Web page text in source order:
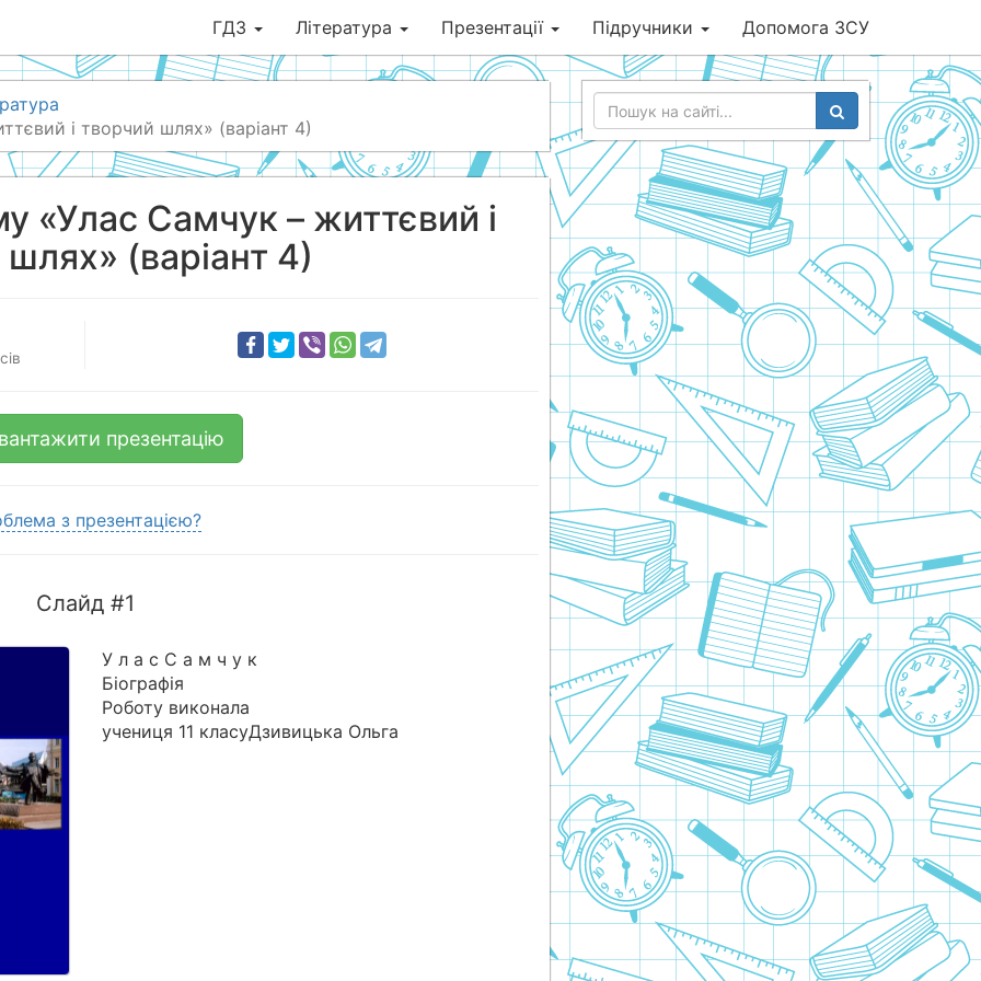
ГДЗ Література Презентації Підручники Допомога ЗСУ
і творчий шлях» (варіант 4)
«Улас Самчук – життєвий і
(варіант 4)
презентацію
з презентацією?
Слайд #1
У л а с С а м ч у к
Біографія
Роботу виконала
учениця 11 класуДзивицька Ольга